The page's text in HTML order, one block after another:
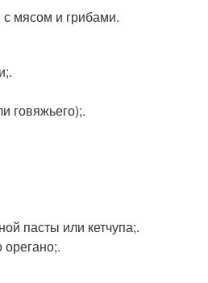
с мясом и грибами.
говяжьего);.
пасты или кетчупа;.
орегано;.